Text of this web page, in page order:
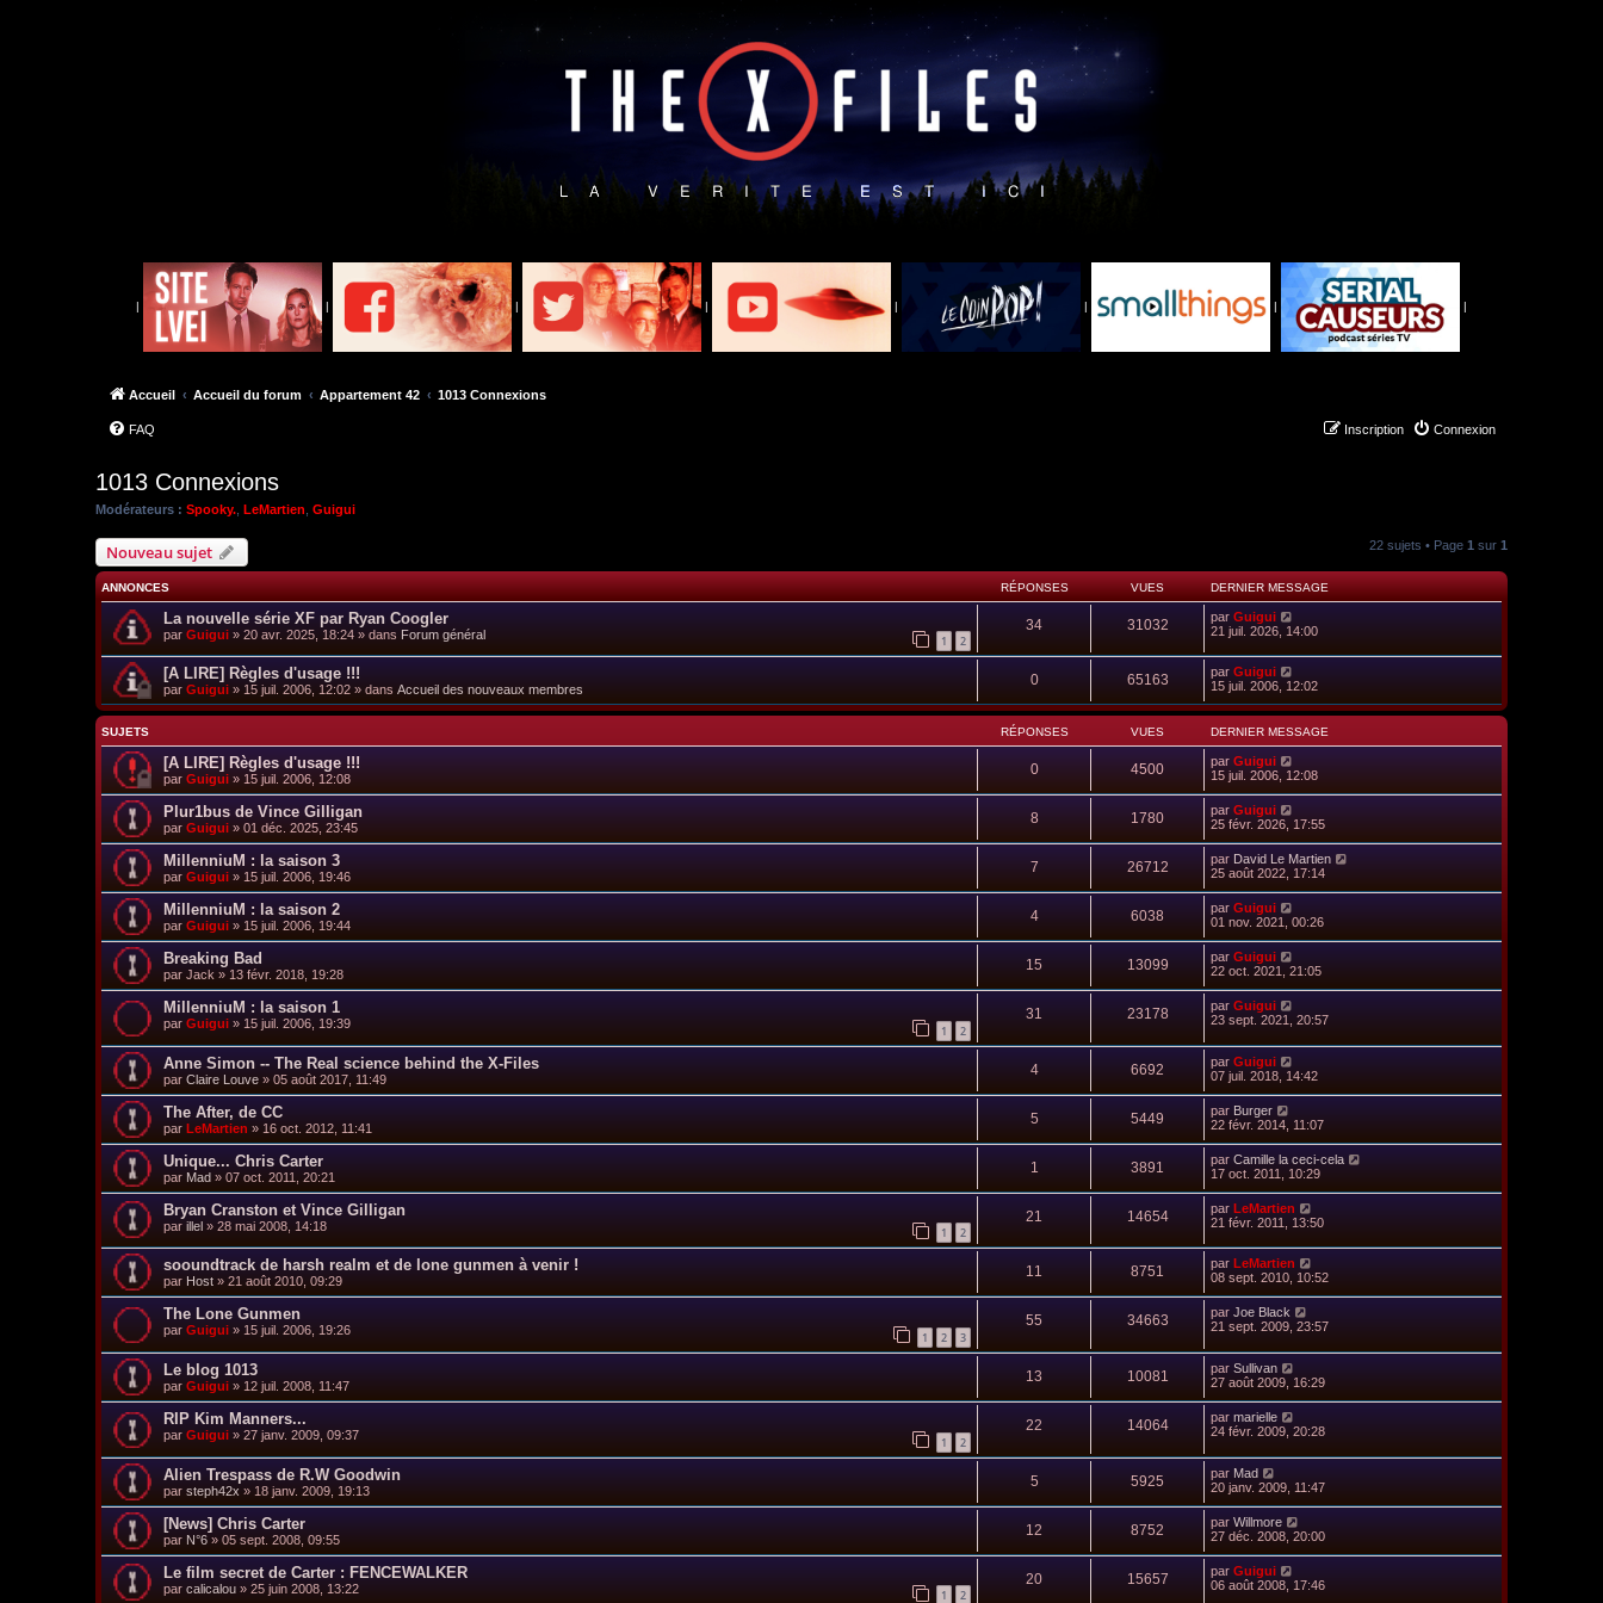
| | | | | | | |
Accueil Accueil du forum Appartement 42 1013 Connexions
FAQ Connexion
Inscription
1013 Connexions
Modérateurs : Spooky. LeMartien Guigui
Nouveau sujet 22 sujets • Page 1 sur 1
ANNONCES RÉPONSES VUES DERNIER MESSAGE
La nouvelle série XF par Ryan Coogler
par Guigui » 20 avr. 2025, 18:24 » dans Forum général 1 2
34 31032 par Guigui
21 juil. 2026, 14:00
[A LIRE] Règles d'usage !!!
par Guigui » 15 juil. 2006, 12:02 » dans Accueil des nouveaux membres
0 65163 par Guigui
15 juil. 2006, 12:02
SUJETS RÉPONSES VUES DERNIER MESSAGE
[A LIRE] Règles d'usage !!!
par Guigui » 15 juil. 2006, 12:08
0 4500 par Guigui
15 juil. 2006, 12:08
Plur1bus de Vince Gilligan
par Guigui » 01 déc. 2025, 23:45
8 1780 par Guigui
25 févr. 2026, 17:55
MillenniuM : la saison 3
par Guigui » 15 juil. 2006, 19:46
7 26712 par David Le Martien
25 août 2022, 17:14
MillenniuM : la saison 2
par Guigui » 15 juil. 2006, 19:44
4 6038 par Guigui
01 nov. 2021, 00:26
Breaking Bad
par Jack » 13 févr. 2018, 19:28
15 13099 par Guigui
22 oct. 2021, 21:05
MillenniuM : la saison 1
par Guigui » 15 juil. 2006, 19:39 1 2
31 23178 par Guigui
23 sept. 2021, 20:57
Anne Simon -- The Real science behind the X-Files
par Claire Louve » 05 août 2017, 11:49
4 6692 par Guigui
07 juil. 2018, 14:42
The After, de CC
par LeMartien » 16 oct. 2012, 11:41
5 5449 par Burger
22 févr. 2014, 11:07
Unique... Chris Carter
par Mad » 07 oct. 2011, 20:21
1 3891 par Camille la ceci-cela
17 oct. 2011, 10:29
Bryan Cranston et Vince Gilligan
par illel » 28 mai 2008, 14:18 1 2
21 14654 par LeMartien
21 févr. 2011, 13:50
sooundtrack de harsh realm et de lone gunmen à venir !
par Host » 21 août 2010, 09:29
11 8751 par LeMartien
08 sept. 2010, 10:52
The Lone Gunmen
par Guigui » 15 juil. 2006, 19:26 1 2 3
55 34663 par Joe Black
21 sept. 2009, 23:57
Le blog 1013
par Guigui » 12 juil. 2008, 11:47
13 10081 par Sullivan
27 août 2009, 16:29
RIP Kim Manners...
par Guigui » 27 janv. 2009, 09:37 1 2
22 14064 par marielle
24 févr. 2009, 20:28
Alien Trespass de R.W Goodwin
par steph42x » 18 janv. 2009, 19:13
5 5925 par Mad
20 janv. 2009, 11:47
[News] Chris Carter
par N°6 » 05 sept. 2008, 09:55
12 8752 par Willmore
27 déc. 2008, 20:00
Le film secret de Carter : FENCEWALKER
par calicalou » 25 juin 2008, 13:22 1 2
20 15657 par Guigui
06 août 2008, 17:46